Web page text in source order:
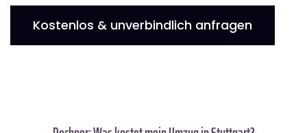
Kostenlos & unverbindlich anfragen